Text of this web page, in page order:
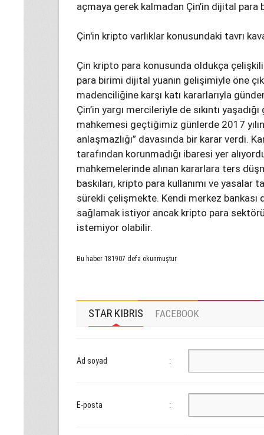
açmaya gerek kalmadan Çin’in dijital
Çin'in kripto varlıklar konusundaki tavrı
Çin kripto para konusunda oldukça
para birimi dijital yuanın gelişimiyle öne
madenciliğine karşı katı kararlarıyla
Çin’in yargı mercileriyle de sıkıntı
mahkemesi geçtiğimiz günlerde 2017
anlaşmazlığı” davasında bir karar verdi.
tarafından korunmadığı ibaresi yer
mahkemelerinde alınan kararlara ters
baskıları, kripto para kullanımı ve yasalar
sürekli çelişmekte. Kendi merkez
sağlamak istiyor ancak kripto para
istemiyor olabilir.
Bu haber 181907 defa okunmuştur
STAR KIBRIS FACEBOOK
Ad soyad :
E-posta :